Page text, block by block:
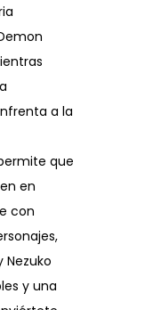
a la
que
en
con
Nezuko
y una